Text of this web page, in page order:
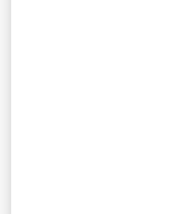
● une
● parfois,
En cas de doute, il est
demander l’avis de
Des sensations
syncopes, pouvant
la défécation, ont été
Ce médicament peut